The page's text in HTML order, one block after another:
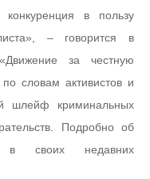
в пользу
– говорится в
за честную
словам активистов и
шлейф криминальных
Подробно об
своих недавних